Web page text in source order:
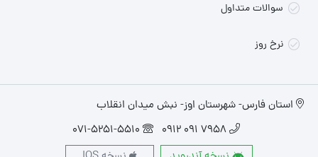
سوالات متداول
نرخ روز
استان فارس- شهرستان اوز- نبش میدان انقلاب
7958 091 0912
071-5251-5510